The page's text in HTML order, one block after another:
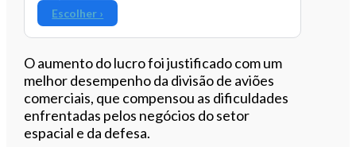
Escolher ›
O aumento do lucro foi justificado com um
melhor desempenho da divisão de aviões
comerciais, que compensou as dificuldades
enfrentadas pelos negócios do setor
espacial e da defesa.